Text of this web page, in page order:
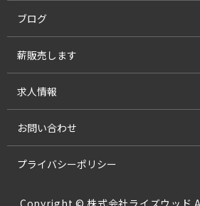
ブログ
薪販売します
求人情報
お問い合わせ
プライバシーポリシー
Copyright © 株式会社ライズウッド